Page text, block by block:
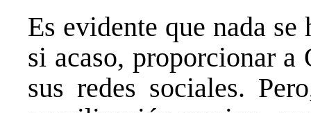
Es evidente que nada
si acaso, proporcionar a
sus redes sociales.